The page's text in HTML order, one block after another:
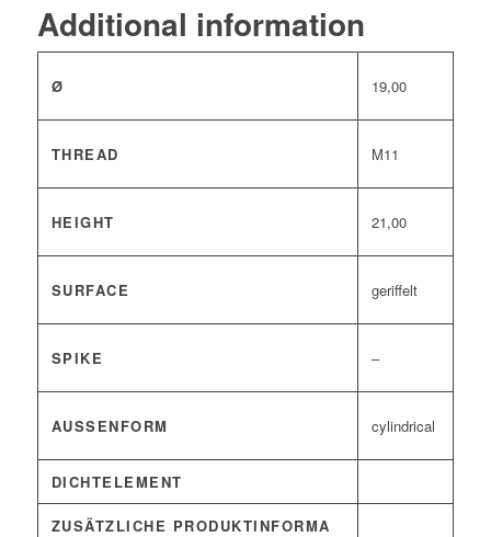
Additional information
Ø 19,00
THREAD M11
HEIGHT 21,00
SURFACE geriffelt
SPIKE –
AUSSENFORM cylindrical
DICHTELEMENT
ZUSÄTZLICHE PRODUKTINFORMA